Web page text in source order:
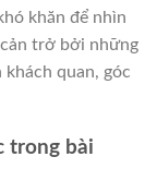
khăn để nhìn
trở bởi những
quan, góc
trong bài